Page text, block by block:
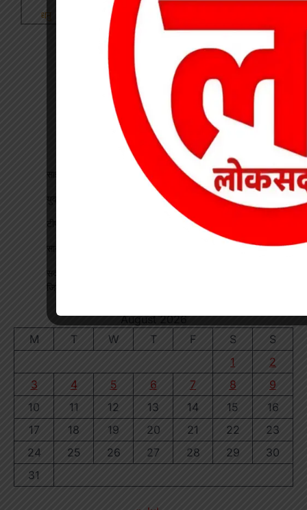
साइबर सेल की बड़ी सफलता, 1250 मोबाइल पहुंचे असली मालिकों तक
युवती से मारपीट कर मोबाइल लूटने वाला आरोपी गिरफ्तार
टीपी नगर में ऑटो चालकों की बैठक, यातायात नियमों के पालन पर जोर
सागौन तस्करी पर वन विभाग की कार्रवाई, तीन गोलों से लदी वेन जब्त
August 2026
M
T W T F S
S
1
2
3
4 5 6 7 8
9
10
11 12 13 14 15
16
17
18 19 20 21 22
23
24
25 26 27 28 29
30
31